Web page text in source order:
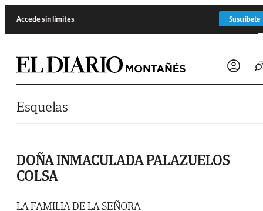
Accede sin límites Suscríbete
Esquelas
DOÑA INMACULADA PALAZUELOS
COLSA
LA FAMILIA DE LA SEÑORA